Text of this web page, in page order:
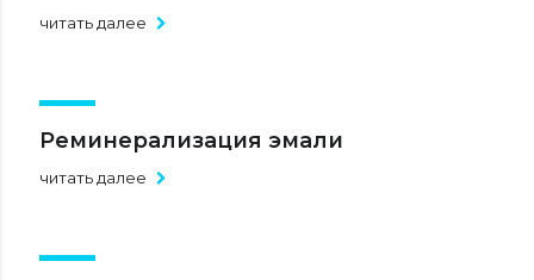
читать далее
Реминерализация эмали
читать далее